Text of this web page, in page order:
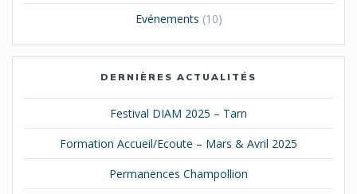
Evénements (10)
DERNIÈRES ACTUALITÉS
Festival DIAM 2025 – Tarn
Formation Accueil/Ecoute – Mars & Avril 2025
Permanences Champollion